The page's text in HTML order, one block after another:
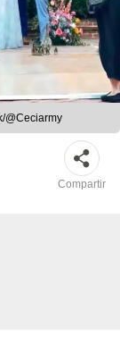
@Ceciarmy
Compartir